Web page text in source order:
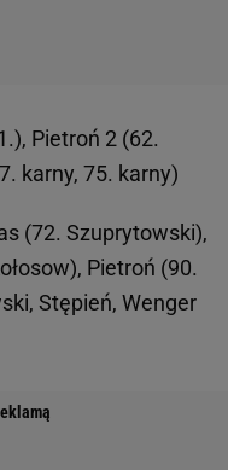
Pietroń 2 (62.
karny, 75. karny)
(72. Szuprytowski),
Pietroń (90.
Stępień, Wenger